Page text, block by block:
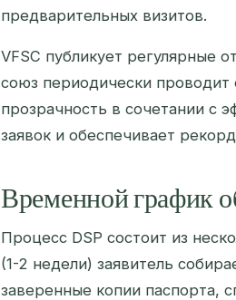
предварительных визитов.
VFSC публикует регулярные
союз периодически
прозрачность в сочетании с
заявок и обеспечивает
Временной график
Процесс DSP состоит из
(1-2 недели) заявитель
заверенные копии паспорта,